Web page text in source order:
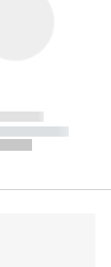
-----------